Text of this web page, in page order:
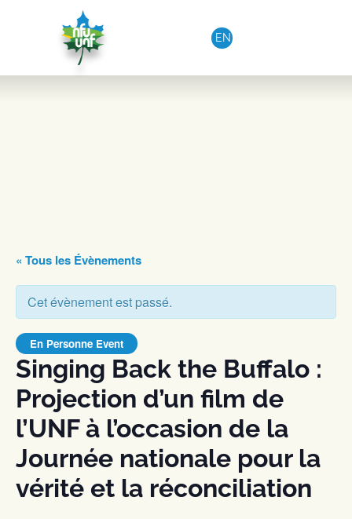
Aller au contenu
EN
« Tous les Évènements
Cet évènement est passé.
Singing Back the Buffalo :
Projection d’un film de
l’UNF à l’occasion de la
Journée nationale pour la
vérité et la réconciliation
En Personne Event